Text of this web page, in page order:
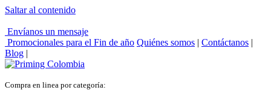
Saltar al contenido
Envíanos un mensaje
Promocionales para el Fin de año Quiénes somos | Contáctanos |
Blog |
Compra en linea por categoría: